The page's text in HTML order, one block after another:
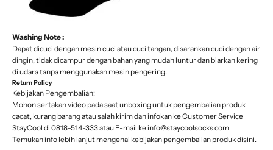
Washing Note :
Dapat dicuci dengan mesin cuci atau cuci tangan, disarankan cuci dengan air
dingin, tidak dicampur dengan bahan yang mudah luntur dan biarkan kering
di udara tanpa menggunakan mesin pengering.
Return Policy
Kebijakan Pengembalian:
Mohon sertakan video pada saat unboxing untuk pengembalian produk
cacat, kurang barang atau salah kirim dan infokan ke Customer Service
StayCool di 0818-514-333 atau E-mail ke info@staycoolsocks.com
Temukan info lebih lanjut mengenai kebijakan pengembalian produkdisini.